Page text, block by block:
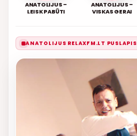
ANATOLIJUS –
LEISK PABŪTI
ANATOLIJUS –
VISKAS GERAI
ANATOLIJUS RELAXFM.LT PUSLAPIS